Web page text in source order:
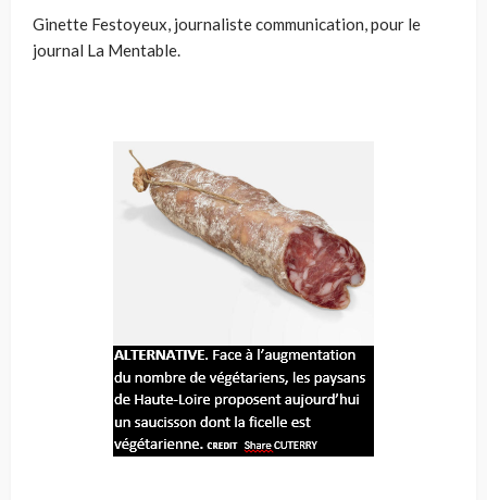
Ginette Festoyeux, journaliste communication, pour le
journal La Mentable.